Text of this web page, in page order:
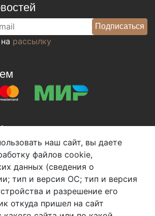
рассылку
38-08
- оптовые продажи
наш сайт, вы даете
файлов cookie,
данных (сведения о
тип и версия ОС; тип и версия
и разрешение его
откуда пришел на сайт